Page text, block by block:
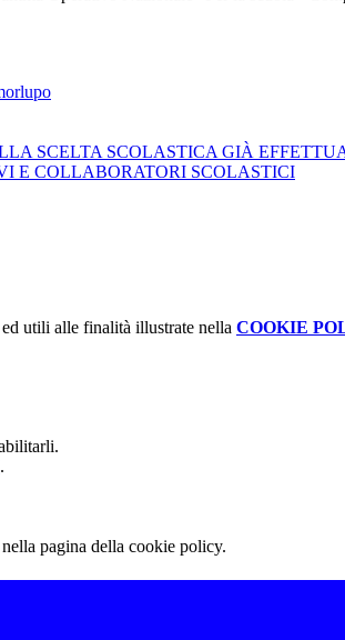
SCELTA SCOLASTICA GIÀ
E COLLABORATORI SCOLASTICI
utili alle finalità illustrate nella COOKIE
.
pagina della cookie policy.